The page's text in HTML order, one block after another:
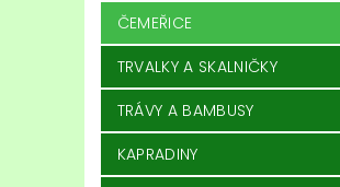
ČEMEŘICE
TRVALKY A SKALNIČKY
TRÁVY A BAMBUSY
KAPRADINY